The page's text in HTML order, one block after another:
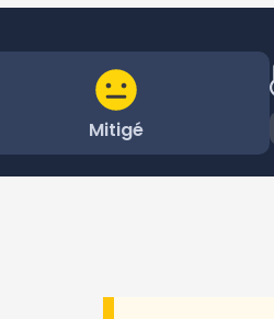
Mitigé